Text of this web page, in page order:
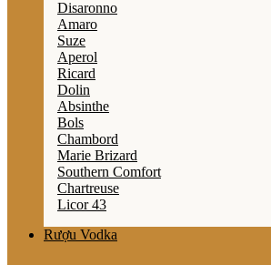
Disaronno
Amaro
Suze
Aperol
Ricard
Dolin
Absinthe
Bols
Chambord
Marie Brizard
Southern Comfort
Chartreuse
Licor 43
Rượu Vodka